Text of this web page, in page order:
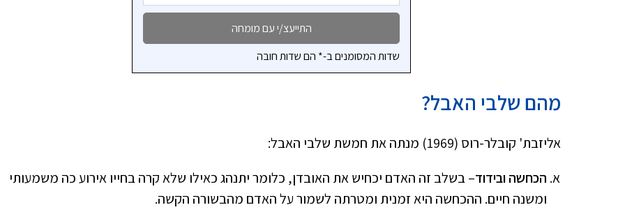
שדות המסומנים ב-* הם שדות חובה
מהם שלבי האבל?
אליזבת' קובלר-רוס (1969) מנתה את חמשת שלבי האבל:
הכחשה ובידוד– בשלב זה האדם יכחיש את האובדן, כלומר יתנהג כאילו שלא קרה בחייו אירוע כה משמעותי
ומשנה חיים. ההכחשה היא זמנית ומטרתה לשמור על האדם מהבשורה הקשה.